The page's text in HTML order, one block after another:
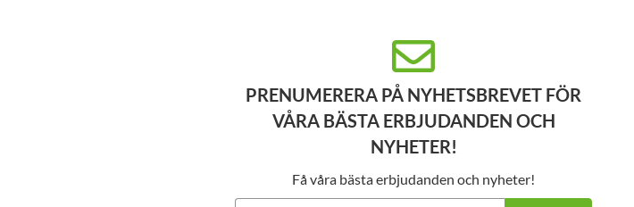
PRENUMERERA PÅ NYHETSBREVET FÖR
VÅRA BÄSTA ERBJUDANDEN OCH
NYHETER!
Få våra bästa erbjudanden och nyheter!